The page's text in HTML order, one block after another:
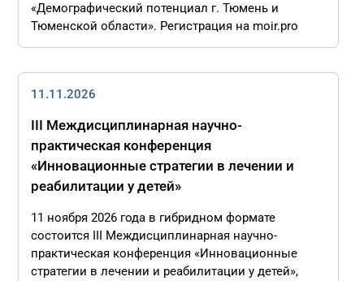
«Демографический потенциал г. Тюмень и
Тюменской области». Регистрация на moir.pro
11.11.2026
III Междисциплинарная научно-
практическая конференция
«Инновационные стратегии в лечении и
реабилитации у детей»
11 ноября 2026 года в гибридном формате
состоится III Междисциплинарная научно-
практическая конференция «Инновационные
стратегии в лечении и реабилитации у детей»,